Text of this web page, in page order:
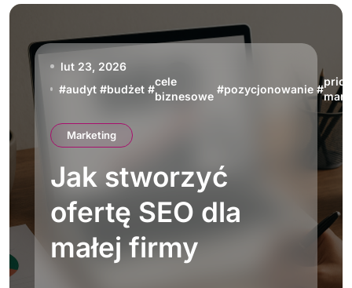
lut 23, 2026
#audyt #budżet #
cele
biznesowe
#pozycjonowanie #
Marketing
Jak stworzyć
ofertę SEO dla
małej firmy